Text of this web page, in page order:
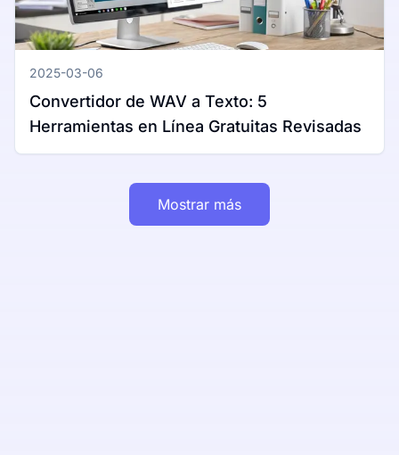
2025-03-06
Convertidor de WAV a Texto: 5
Herramientas en Línea Gratuitas Revisadas
Mostrar más